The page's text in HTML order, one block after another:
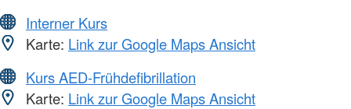
Interner Kurs
Karte: Link zur Google Maps Ansicht
Kurs AED-Frühdefibrillation
Karte: Link zur Google Maps Ansicht